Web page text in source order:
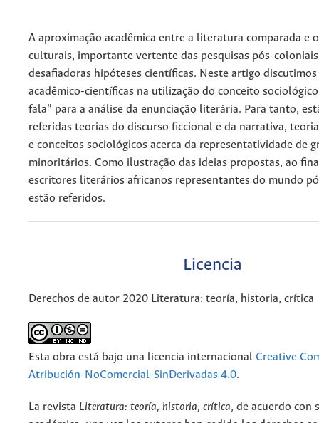
A aproximação acadêmica entre a literatura comparada e
culturais, importante vertente das pesquisas pós-
desafiadoras hipóteses científicas. Neste artigo discutimos
acadêmico-científicas na utilização do conceito
fala” para a análise da enunciação literária. Para tanto,
referidas teorias do discurso ficcional e da narrativa,
e conceitos sociológicos acerca da representatividade de
minoritários. Como ilustração das ideias propostas, ao
escritores literários africanos representantes do mundo
estão referidos.
Licencia
Derechos de autor 2020 Literatura: teoría, historia, crítica
Esta obra está bajo una licencia internacional Creative
Atribución-NoComercial-SinDerivadas 4.0.
La revista Literatura: teoría, historia, crítica, de acuerdo con